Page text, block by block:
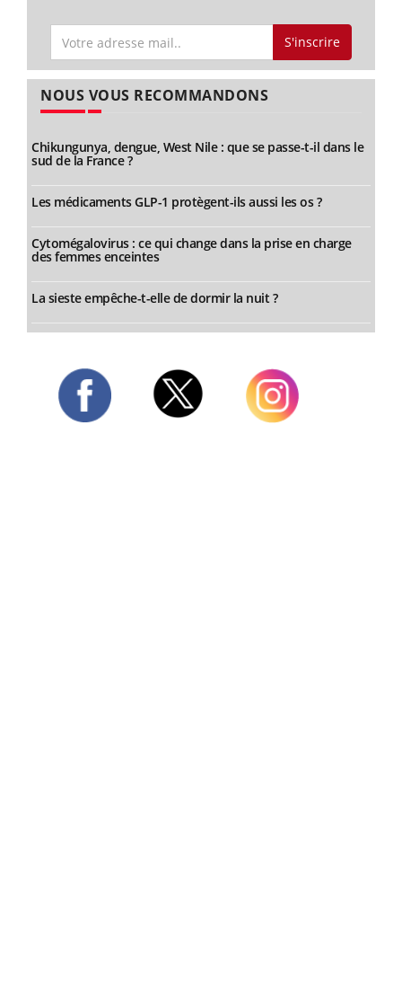
S'inscrire
NOUS VOUS RECOMMANDONS
Chikungunya, dengue, West Nile : que se passe-t-il dans le
sud de la France ?
Les médicaments GLP-1 protègent-ils aussi les os ?
Cytomégalovirus : ce qui change dans la prise en charge
des femmes enceintes
La sieste empêche-t-elle de dormir la nuit ?